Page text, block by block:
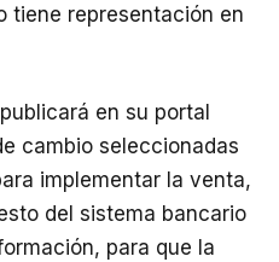
tiene representación en
en su portal
cambio seleccionadas
implementar la venta,
del sistema bancario
para que la